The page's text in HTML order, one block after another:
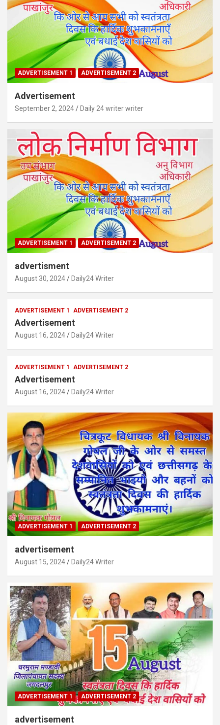
ADVERTISEMENT 1 ADVERTISEMENT 2
Advertisement
September 2, 2024 Daily 24 writer writer
ADVERTISEMENT 1 ADVERTISEMENT 2
advertisment
August 30, 2024 Daily24 Writer
ADVERTISEMENT 1 ADVERTISEMENT 2
Advertisement
August 16, 2024 Daily24 Writer
ADVERTISEMENT 1 ADVERTISEMENT 2
Advertisement
August 16, 2024 Daily24 Writer
ADVERTISEMENT 1 ADVERTISEMENT 2
advertisement
August 15, 2024 Daily24 Writer
ADVERTISEMENT 1 ADVERTISEMENT 2
advertisement